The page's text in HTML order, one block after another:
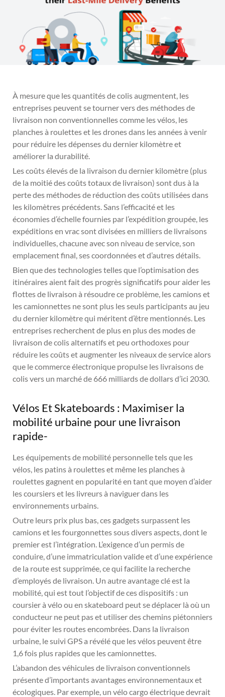
À mesure que les quantités de colis augmentent, les
entreprises peuvent se tourner vers des méthodes de
livraison non conventionnelles comme les vélos, les
planches à roulettes et les drones dans les années à venir
pour réduire les dépenses du dernier kilomètre et
améliorer la durabilité.
Les coûts élevés de la livraison du dernier kilomètre (plus
de la moitié des coûts totaux de livraison) sont dus à la
perte des méthodes de réduction des coûts utilisées dans
les kilomètres précédents. Sans l’efficacité et les
économies d’échelle fournies par l’expédition groupée, les
expéditions en vrac sont divisées en milliers de livraisons
individuelles, chacune avec son niveau de service, son
emplacement final, ses coordonnées et d’autres détails.
Bien que des technologies telles que l’optimisation des
itinéraires aient fait des progrès significatifs pour aider les
flottes de livraison à résoudre ce problème, les camions et
les camionnettes ne sont plus les seuls participants au jeu
du dernier kilomètre qui méritent d’être mentionnés. Les
entreprises recherchent de plus en plus des modes de
livraison de colis alternatifs et peu orthodoxes pour
réduire les coûts et augmenter les niveaux de service alors
que le commerce électronique propulse les livraisons de
colis vers un marché de 666 milliards de dollars d’ici 2030.
Vélos Et Skateboards : Maximiser la
mobilité urbaine pour une livraison
rapide-
Les équipements de mobilité personnelle tels que les
vélos, les patins à roulettes et même les planches à
roulettes gagnent en popularité en tant que moyen d’aider
les coursiers et les livreurs à naviguer dans les
environnements urbains.
Outre leurs prix plus bas, ces gadgets surpassent les
camions et les fourgonnettes sous divers aspects, dont le
premier est l’intégration. L’exigence d’un permis de
conduire, d’une immatriculation valide et d’une expérience
de la route est supprimée, ce qui facilite la recherche
d’employés de livraison. Un autre avantage clé est la
mobilité, qui est tout l’objectif de ces dispositifs : un
coursier à vélo ou en skateboard peut se déplacer là où un
conducteur ne peut pas et utiliser des chemins piétonniers
pour éviter les routes encombrées. Dans la livraison
urbaine, le suivi GPS a révélé que les vélos peuvent être
1,6 fois plus rapides que les camionnettes.
L’abandon des véhicules de livraison conventionnels
présente d’importants avantages environnementaux et
écologiques. Par exemple, un vélo cargo électrique devrait